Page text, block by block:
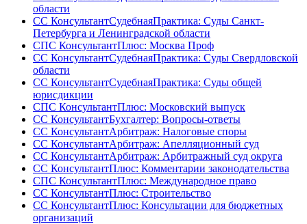
области
СС КонсультантСудебнаяПрактика: Суды Санкт-
Петербурга и Ленинградской области
СПС КонсультантПлюс: Москва Проф
СС КонсультантСудебнаяПрактика: Суды Свердловской
области
СС КонсультантСудебнаяПрактика: Суды общей
юрисдикции
СПС КонсультантПлюс: Московский выпуск
СС КонсультантБухгалтер: Вопросы-ответы
СС КонсультантАрбитраж: Налоговые споры
СС КонсультантАрбитраж: Апелляционный суд
СС КонсультантАрбитраж: Арбитражный суд округа
СС КонсультантПлюс: Комментарии законодательства
СПС КонсультантПлюс: Международное право
СС КонсультантПлюс: Строительство
СС КонсультантПлюс: Консультации для бюджетных
организаций